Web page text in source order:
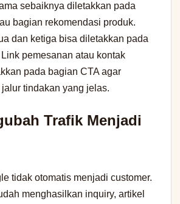
sebaiknya diletakkan pada
bagian rekomendasi produk.
dan ketiga bisa diletakkan pada
pemesanan atau kontak
pada bagian CTA agar
tindakan yang jelas.
Trafik Menjadi
tidak otomatis menjadi customer.
menghasilkan inquiry, artikel